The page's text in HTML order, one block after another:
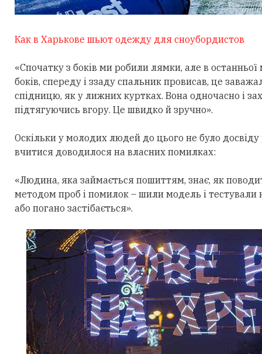
Как в Харькове шьют одежду для сноубордистов
«Спочатку з боків ми робили лямки, але в
боків, спереду і ззаду спальник провисав, це
спідницю, як у лижних куртках. Вона одночасно і
підтягуючись вгору. Це швидко й зручно».
Оскільки у молодих людей до цього не було
вчитися доводилося на власних помилках:
«Людина, яка займається пошиттям, знає, як
методом проб і помилок – шили модель і тестували
або погано застібається».